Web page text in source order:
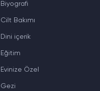
Biyografi
Cilt Bakımı
Dini içerik
Eğitim
Evinize Özel
Gezi